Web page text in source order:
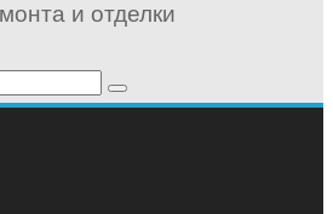
и отделки